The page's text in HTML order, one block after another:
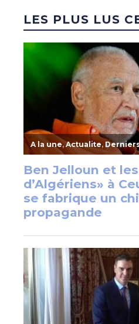
LES PLUS LUS